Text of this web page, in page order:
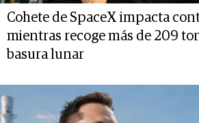
Cohete de SpaceX impacta
mientras recoge más de 209
basura lunar